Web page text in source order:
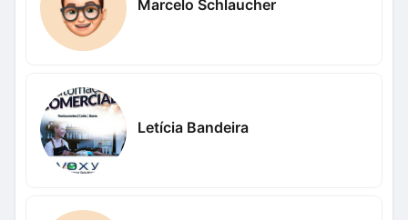
Marcelo Schlaucher
Letícia Bandeira